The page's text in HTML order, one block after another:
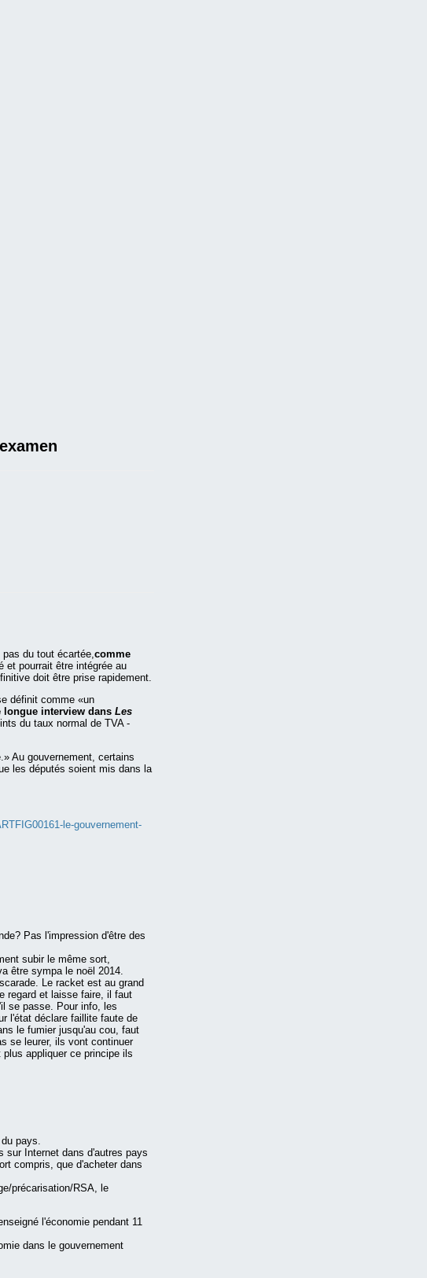
du tout écartée,comme
et pourrait être intégrée au
doit être prise rapidement.
définit comme «un
longue interview dans Les
du taux normal de TVA -
Au gouvernement, certains
les députés soient mis dans la
le-gouvernement-
Pas l'impression d'être des
subir le même sort,
être sympa le noël 2014.
Le racket est au grand
regard et laisse faire, il faut
se passe. Pour info, les
l'état déclare faillite faute de
le fumier jusqu'au cou, faut
se leurer, ils vont continuer
appliquer ce principe ils
pays.
sur Internet dans d'autres pays
compris, que d'acheter dans
précarisation/RSA, le
l'économie pendant 11
dans le gouvernement